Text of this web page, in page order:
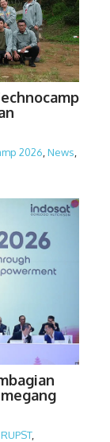
2026 News
RUPST,